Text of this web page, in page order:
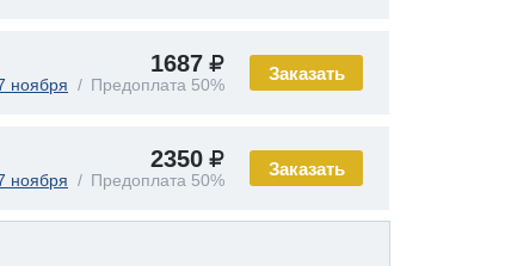
Заказать
1687
ноября Предоплата 50%
Заказать
2350
ноября Предоплата 50%